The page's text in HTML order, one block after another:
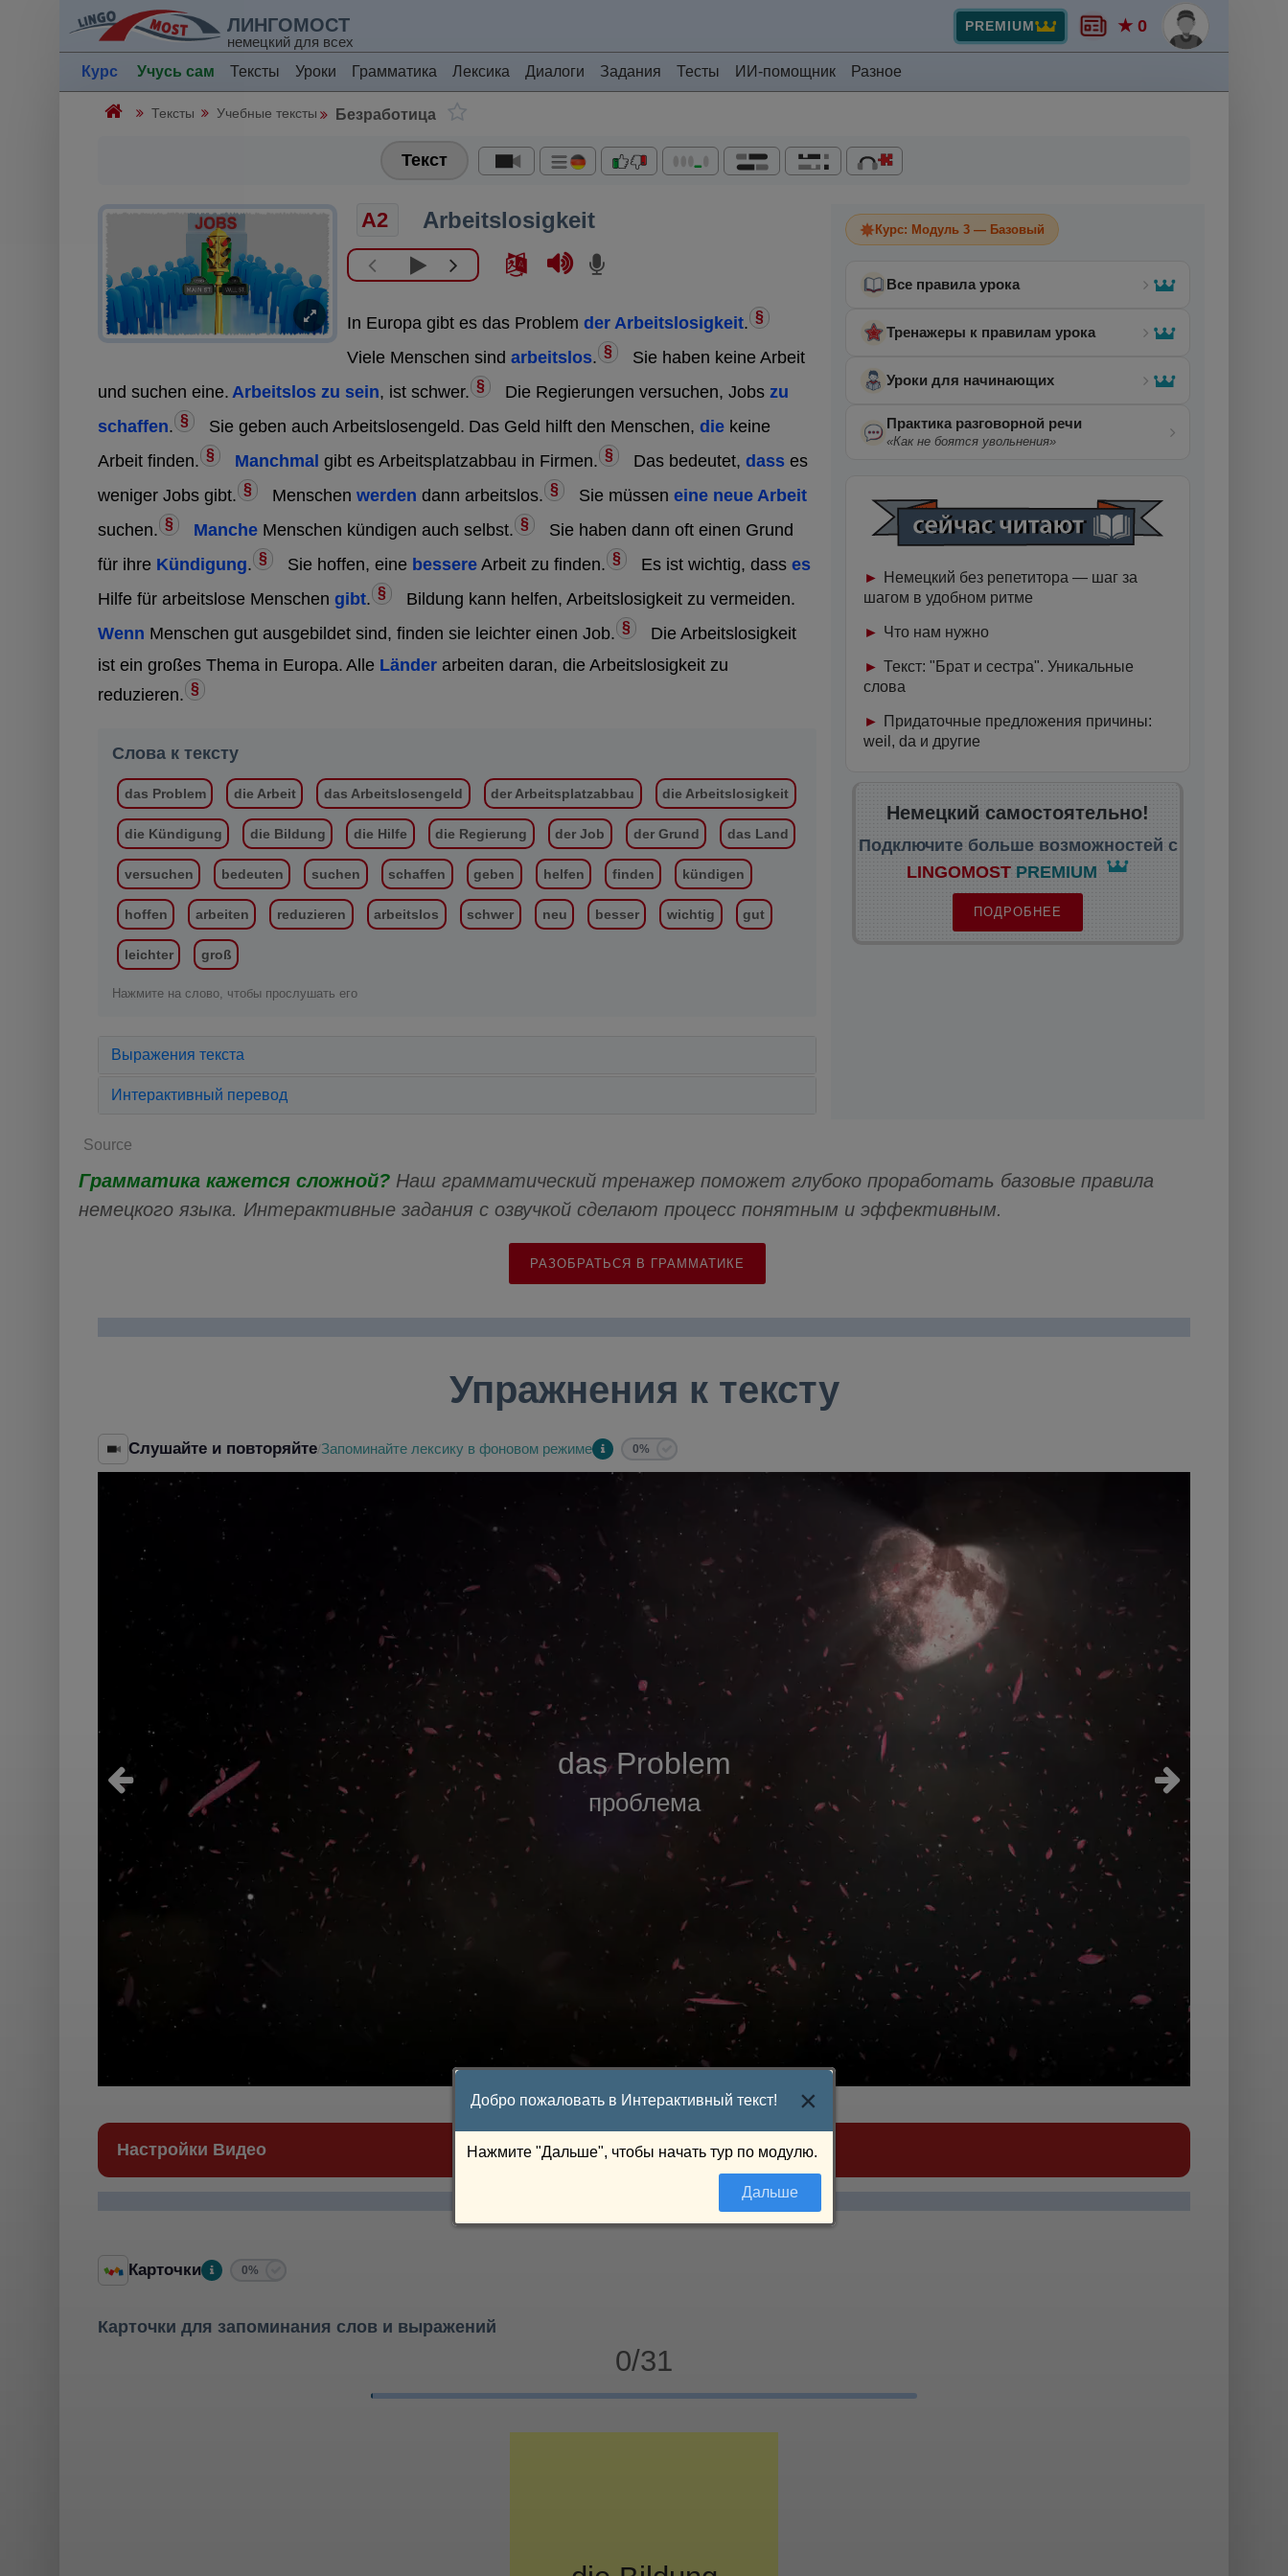
ЛИНГОМОСТ
немецкий для всех
PREMIUM ★ 0
Курс Учусь сам Тексты Уроки Грамматика Лексика Диалоги Задания Тесты ИИ-помощник Разное
Тексты Учебные тексты Безработица
Текст
A2 Arbeitslosigkeit
In Europa gibt es das Problem der Arbeitslosigkeit. §
Viele Menschen sind arbeitslos. §
Sie haben keine Arbeit
und suchen eine. Arbeitslos zu sein, ist schwer. § Die Regierungen versuchen, Jobs zu
schaffen. § Sie geben auch Arbeitslosengeld. Das Geld hilft den Menschen, die keine
Arbeit finden. § Manchmal gibt es Arbeitsplatzabbau in Firmen. § Das bedeutet, dass es
weniger Jobs gibt. § Menschen werden dann arbeitslos. § Sie müssen eine neue Arbeit
suchen. § Manche Menschen kündigen auch selbst. §
Sie haben dann oft einen Grund
für ihre Kündigung. § Sie hoffen, eine bessere Arbeit zu finden. § Es ist wichtig, dass es
Hilfe für arbeitslose Menschen gibt. §
Bildung kann helfen, Arbeitslosigkeit zu vermeiden.
Wenn Menschen gut ausgebildet sind, finden sie leichter einen Job. §
Die Arbeitslosigkeit
ist ein großes Thema in Europa. Alle Länder arbeiten daran, die Arbeitslosigkeit zu
reduzieren. §
Слова к тексту
das Problem die Arbeit das Arbeitslosengeld der Arbeitsplatzabbau die Arbeitslosigkeit
die Kündigung die Bildung die Hilfe die Regierung der Job der Grund das Land
versuchen bedeuten suchen schaffen geben helfen finden kündigen
hoffen arbeiten reduzieren arbeitslos schwer neu besser wichtig gut
leichter groß
Нажмите на слово, чтобы прослушать его
Выражения текста
Интерактивный перевод
Курс: Модуль 3 — Базовый
Все правила урока
Тренажеры к правилам урока
Уроки для начинающих
Практика разговорной речи
«Как не боятся увольнения»
Немецкий без репетитора — шаг за
шагом в удобном ритме
Что нам нужно
Текст: "Брат и сестра". Уникальные
слова
Придаточные предложения причины:
weil, da и другие
Немецкий самостоятельно!
Подключите больше возможностей с
LINGOMOST PREMIUM
ПОДРОБНЕЕ
Source
Грамматика кажется сложной? Наш грамматический тренажер поможет глубоко проработать базовые правила
немецкого языка. Интерактивные задания с озвучкой сделают процесс понятным и эффективным.
РАЗОБРАТЬСЯ В ГРАММАТИКЕ
Упражнения к тексту
Слушайте и повторяйте/Запоминайте лексику в фоновом режиме 0%
das Problem
проблема
Настройки Видео
Карточки 0%
Карточки для запоминания слов и выражений
0/31
Добро пожаловать в Интерактивный текст! ×
Нажмите "Дальше", чтобы начать тур по модулю.
Дальше